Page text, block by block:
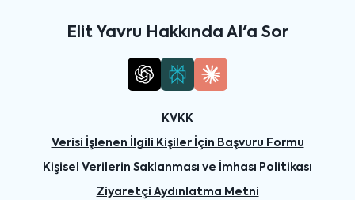
Elit Yavru Hakkında AI'a Sor
KVKK
Verisi İşlenen İlgili Kişiler İçin Başvuru Formu
Kişisel Verilerin Saklanması ve İmhası Politikası
Ziyaretçi Aydınlatma Metni